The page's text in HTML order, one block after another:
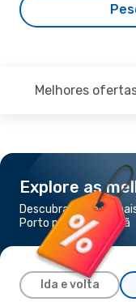
Melhores
Explore as
Descubra os voos
Porto para Amsterdã
Ida e volta